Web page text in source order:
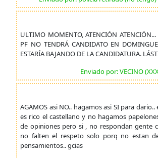
ULTIMO MOMENTO, ATENCIÓN ATENCIÓN...
PF NO TENDRÁ CANDIDATO EN
ESTARÍA BAJANDO DE LA CANDIDATURA.
Enviado por: VECINO
AGAMOS asi NO.. hagamos asi SI para
es rico el castellano y no hagamos
de opiniones pero si , no respondan gente
no falten el respeto solo porq no estan
pensamientos.. gcias